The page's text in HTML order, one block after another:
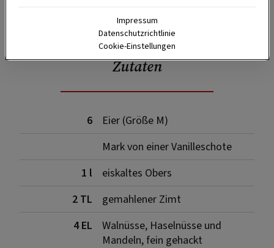
SPEICHERN
Zutaten
6
Eier (Größe M)
Mark von einer Vanilleschote
1 l
eiskaltes Obers
2 TL
gemahlener Zimt
4 EL
Walnüsse, Haselnüsse und
Mandeln, fein gehackt
Impressum
Datenschutzrichtlinie
Cookie-Einstellungen